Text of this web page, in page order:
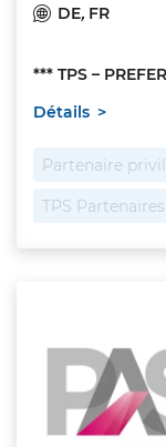
DE, FR
*** TPS –
Détails
Partenaire
TPS